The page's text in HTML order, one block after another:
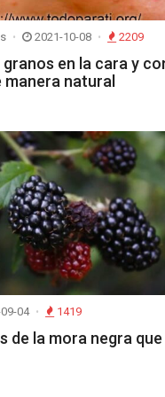
2021-10-08 2209
granos en la cara y
manera natural
04 1419
de la mora negra